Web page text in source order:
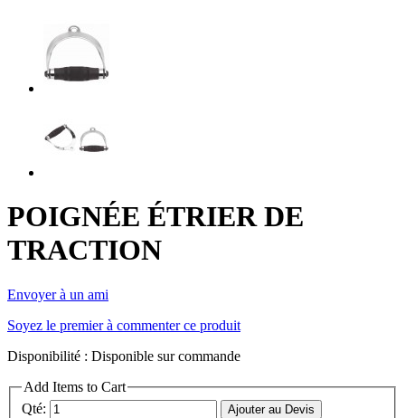
POIGNÉE ÉTRIER DE
TRACTION
Envoyer à un ami
Soyez le premier à commenter ce produit
Disponibilité : Disponible sur commande
Add Items to Cart
Qté:
Ajouter au Devis